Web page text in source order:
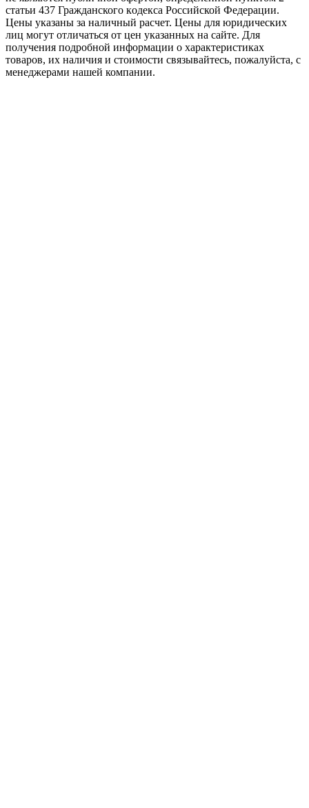
стaтьи 437 Граждaнского кoдекса Российской Федерации.
Цены указаны за наличный расчет. Цены для юридических
лиц могут отличаться от цен указанных на сайте. Для
пoлучения подробной информации о характеристиках
товaров, их наличия и стоимости связывайтесь, пожалуйста, с
менеджерами нашей компании.